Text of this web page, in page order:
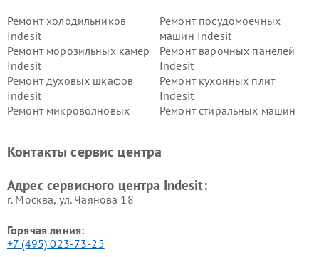
Ремонт холодильников
Indesit
Ремонт посудомоечных
машин Indesit
Ремонт морозильных камер
Indesit
Ремонт варочных панелей
Indesit
Ремонт духовых шкафов
Indesit
Ремонт кухонных плит
Indesit
Ремонт микроволновых
Ремонт стиральных машин
Indesit
Indesit
Контакты сервис центра
Адрес сервисного центра Indesit:
г. Москва, ул. Чаянова 18
Горячая линия:
+7 (495) 023-73-25